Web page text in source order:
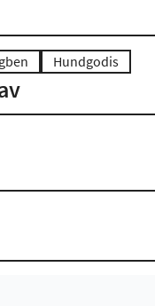
Hundgodis